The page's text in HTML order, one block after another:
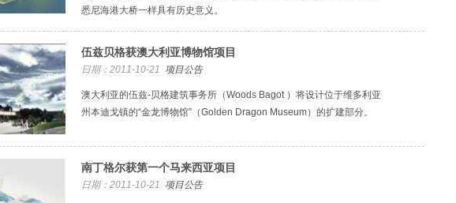
悉尼海港大桥一样具有历史意义。
伍兹贝格获澳大利亚博物馆项目
日期：2011-10-21 项目公告
澳大利亚的伍兹-贝格建筑事务所（Woods Bagot ）将设计位于维多利亚
州本迪戈镇的“金龙博物馆”（Golden Dragon Museum）的扩建部分。
南丁格尔获第一个马来西亚项目
日期：2011-10-21 项目公告